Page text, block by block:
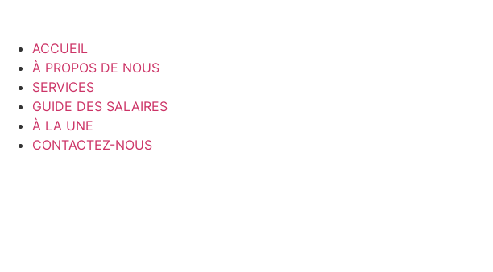
ACCUEIL
À PROPOS DE NOUS
SERVICES
GUIDE DES SALAIRES
À LA UNE
CONTACTEZ-NOUS